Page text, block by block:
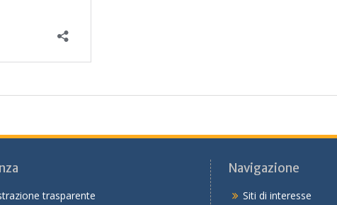
trasparente
Navigazione
Siti di interesse